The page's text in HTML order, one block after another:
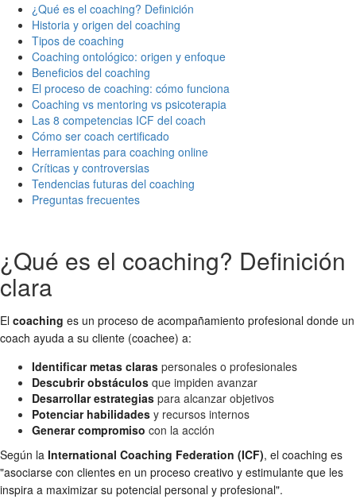
¿Qué es el coaching? Definición
Historia y origen del coaching
Tipos de coaching
Coaching ontológico: origen y enfoque
Beneficios del coaching
El proceso de coaching: cómo funciona
Coaching vs mentoring vs psicoterapia
Las 8 competencias ICF del coach
Cómo ser coach certificado
Herramientas para coaching online
Críticas y controversias
Tendencias futuras del coaching
Preguntas frecuentes
¿Qué es el coaching? Definición
clara
El coaching es un proceso de acompañamiento profesional donde un
coach ayuda a su cliente (coachee) a:
Identificar metas claras personales o profesionales
Descubrir obstáculos que impiden avanzar
Desarrollar estrategias para alcanzar objetivos
Potenciar habilidades y recursos internos
Generar compromiso con la acción
Según la International Coaching Federation (ICF), el coaching es
"asociarse con clientes en un proceso creativo y estimulante que les
inspira a maximizar su potencial personal y profesional".